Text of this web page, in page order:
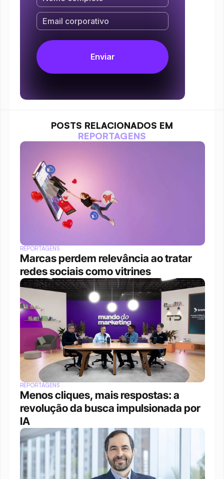
POSTS RELACIONADOS EM
REPORTAGENS
REPORTAGENS
Marcas perdem relevância ao tratar
redes sociais como vitrines
REPORTAGENS
Menos cliques, mais respostas: a
revolução da busca impulsionada por
IA